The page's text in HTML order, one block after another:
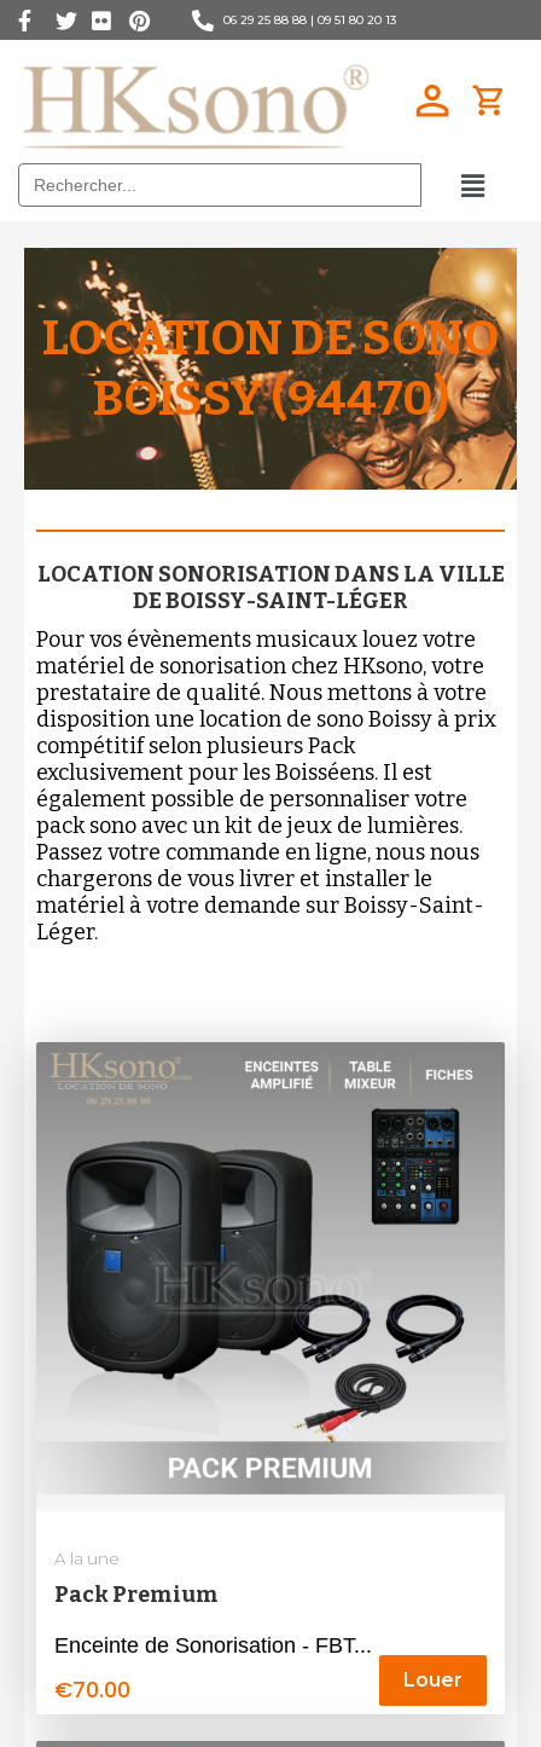
06 29 25 88 88 | 09 51 80 20 13
Search
for:
LOCATION DE SONO
BOISSY (94470)
LOCATION SONORISATION DANS LA VILLE
DE BOISSY-SAINT-LÉGER
Pour vos évènements musicaux louez votre
matériel de sonorisation chez HKsono, votre
prestataire de qualité. Nous mettons à votre
disposition une location de sono Boissy à prix
compétitif selon plusieurs Pack
exclusivement pour les Boisséens. Il est
également possible de personnaliser votre
pack sono avec un kit de jeux de lumières.
Passez votre commande en ligne, nous nous
chargerons de vous livrer et installer le
matériel à votre demande sur Boissy-Saint-
Léger.
A la une
Pack Premium
Enceinte de Sonorisation - FBT...
€70.00 Louer